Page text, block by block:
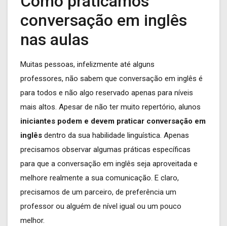
conversação em inglês
nas aulas
Muitas pessoas, infelizmente até alguns
professores, não sabem que conversação em inglês é
para todos e não algo reservado apenas para níveis
mais altos. Apesar de não ter muito repertório, alunos
iniciantes podem e devem praticar conversação em
inglês dentro da sua habilidade linguística. Apenas
precisamos observar algumas práticas específicas
para que a conversação em inglês seja aproveitada e
melhore realmente a sua comunicação. E claro,
precisamos de um parceiro, de preferência um
professor ou alguém de nível igual ou um pouco
melhor.